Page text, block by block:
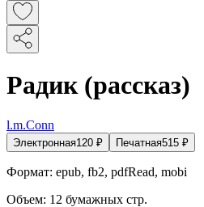
Радик (рассказ)
l.m.Conn
Электронная120 ₽ Печатная515 ₽
Формат: epub, fb2, pdfRead, mobi
Объем: 12 бумажных стр.